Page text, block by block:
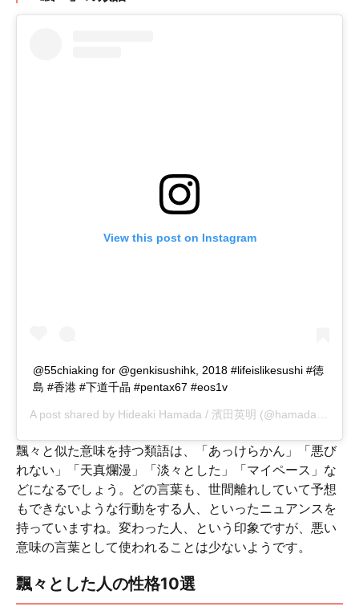
View this post on Instagram
@55chiaking for @genkisushihk, 2018 #lifeislikesushi #徳
島 #香港 #下道千晶 #pentax67 #eos1v
A post shared by Hideaki Hamada / 濱田英明 (@hamadahideaki) on
飄々と似た意味を持つ類語は、「あっけらかん」「悪び
れない」「天真爛漫」「淡々とした」「マイペース」な
どになるでしょう。どの言葉も、世間離れしていて予想
もできないような行動をする人、といったニュアンスを
持っていますね。変わった人、という印象ですが、悪い
意味の言葉として使われることは少ないようです。
飄々とした人の性格10選